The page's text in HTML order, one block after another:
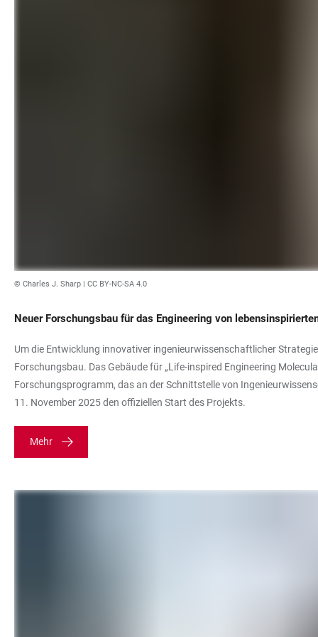
© Charles J. Sharp CC BY-NC-SA 4.0
Neuer Forschungsbau für das Engineering von
Um die Entwicklung innovativer ingenieurwissenschaftlicher
Forschungsbau. Das Gebäude für „Life-inspired Engineering
Forschungsprogramm, das an der Schnittstelle von
11. November 2025 den offiziellen Start des Projekts.
Mehr